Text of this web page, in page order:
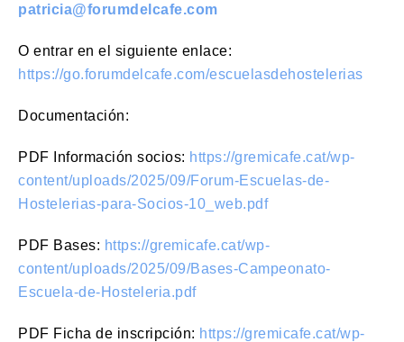
patricia@forumdelcafe.com
O entrar en el siguiente enlace:
https://go.forumdelcafe.com/escuelasdehostelerias
Documentación:
PDF Información socios: https://gremicafe.cat/wp-
content/uploads/2025/09/Forum-Escuelas-de-
Hostelerias-para-Socios-10_web.pdf
PDF Bases: https://gremicafe.cat/wp-
content/uploads/2025/09/Bases-Campeonato-
Escuela-de-Hosteleria.pdf
PDF Ficha de inscripción: https://gremicafe.cat/wp-